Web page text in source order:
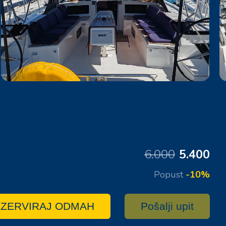
6.000 5.400
Popust -10%
ODMAH Pošalji upit